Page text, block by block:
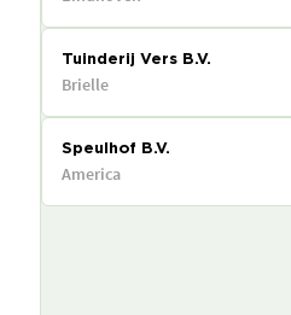
Tuinderij Vers B.V.
Brielle
Speulhof B.V.
America